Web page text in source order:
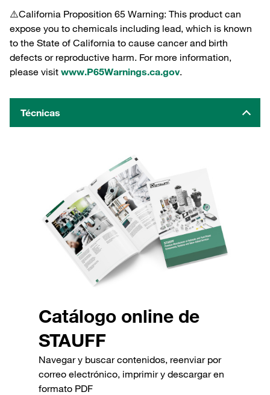
⚠️California Proposition 65 Warning: This product can
expose you to chemicals including lead, which is known
to the State of California to cause cancer and birth
defects or reproductive harm. For more information,
please visit www.P65Warnings.ca.gov.
Técnicas
Catálogo online de
STAUFF
Navegar y buscar contenidos, reenviar por
correo electrónico, imprimir y descargar en
formato PDF